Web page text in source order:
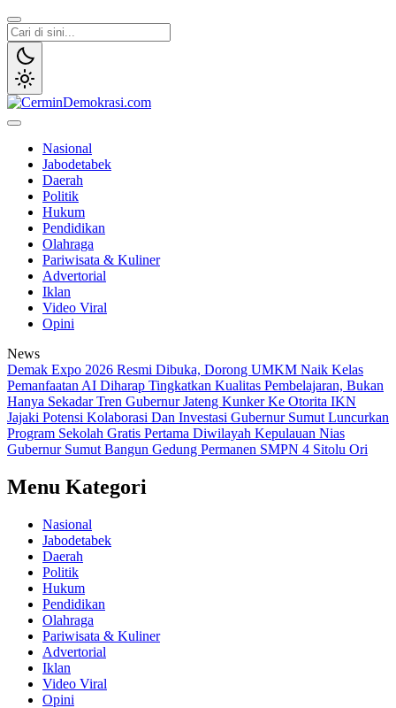
Lewati
ke
konten
Nasional
Jabodetabek
Daerah
Politik
Hukum
Pendidikan
Olahraga
Pariwisata & Kuliner
Advertorial
Iklan
Video Viral
Opini
News
Demak Expo 2026 Resmi Dibuka, Dorong UMKM Naik Kelas
Pemanfaatan AI Diharap Tingkatkan Kualitas Pembelajaran, Bukan
Hanya Sekadar Tren Gubernur Jateng Kunker Ke Otorita IKN
Jajaki Potensi Kolaborasi Dan Investasi Gubernur Sumut Luncurkan
Program Sekolah Gratis Pertama Diwilayah Kepulauan Nias
Gubernur Sumut Bangun Gedung Permanen SMPN 4 Sitolu Ori
Menu Kategori
Nasional
Jabodetabek
Daerah
Politik
Hukum
Pendidikan
Olahraga
Pariwisata & Kuliner
Advertorial
Iklan
Video Viral
Opini